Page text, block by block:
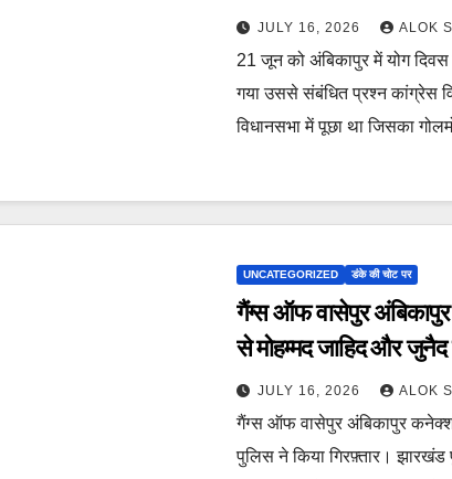
के लिखित गोलमोल जवाब से
लिखित में दिए उत्तर की
JULY 16, 2026 ALOK
21 जून को अंबिकापुर में योग
गया उससे संबंधित प्रश्न कांग्रेस
विधानसभा में पूछा था जिसका
UNCATEGORIZED डंके की चोट पर
गैंग्स ऑफ वासेपुर
से मोहम्मद जाहिद और
गिरफ्तार, कुछ और रडार
JULY 16, 2026 ALOK
गैंग्स ऑफ वासेपुर अंबिकापुर
पुलिस ने किया गिरफ़्तार।